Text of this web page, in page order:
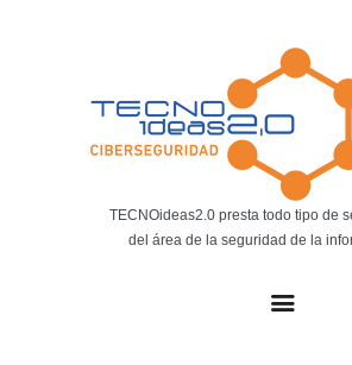
TECNOideas2.0 presta todo tipo de
del área de la seguridad de la
BLOG
Noticias tecnológicas.